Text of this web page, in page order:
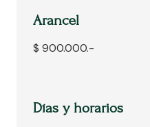
Arancel
$ 900.000.-
Días y horarios